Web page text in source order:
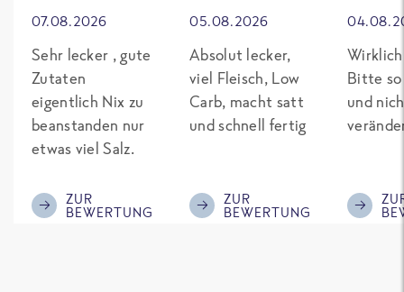
07.08.2026
Sehr lecker , gute
Zutaten
eigentlich Nix zu
beanstanden nur
etwas viel Salz.
ZUR
BEWERTUNG
05.08.2026
Absolut lecker,
viel Fleisch, Low
Carb, macht satt
und schnell fertig
ZUR
BEWERTUNG
Bitte so
und